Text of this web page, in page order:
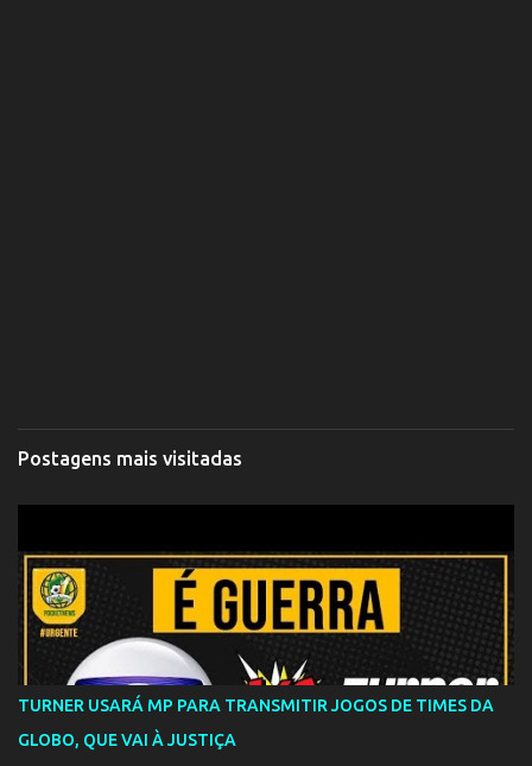
Postagens mais visitadas
TURNER USARÁ MP PARA TRANSMITIR JOGOS DE TIMES DA
GLOBO, QUE VAI À JUSTIÇA